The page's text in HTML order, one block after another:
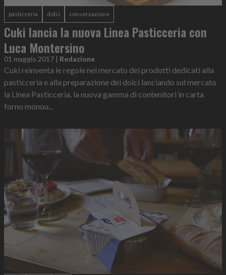
pasticceria dolci conservazione
Cuki lancia la nuova Linea Pasticceria con
Luca Montersino
01 maggio 2017 | Redazione
Cuki reinventa le regole nel mercato dei prodotti dedicati alla
pasticceria e alla preparazione dei dolci lanciando sul mercato
la Linea Pasticceria, la nuova gamma di contenitori in carta
forno monou...